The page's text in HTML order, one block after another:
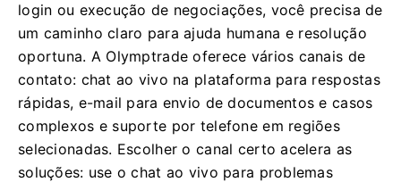
login ou execução de negociações, você precisa de
um caminho claro para ajuda humana e resolução
oportuna. A Olymptrade oferece vários canais de
contato: chat ao vivo na plataforma para respostas
rápidas, e-mail para envio de documentos e casos
complexos e suporte por telefone em regiões
selecionadas. Escolher o canal certo acelera as
soluções: use o chat ao vivo para problemas